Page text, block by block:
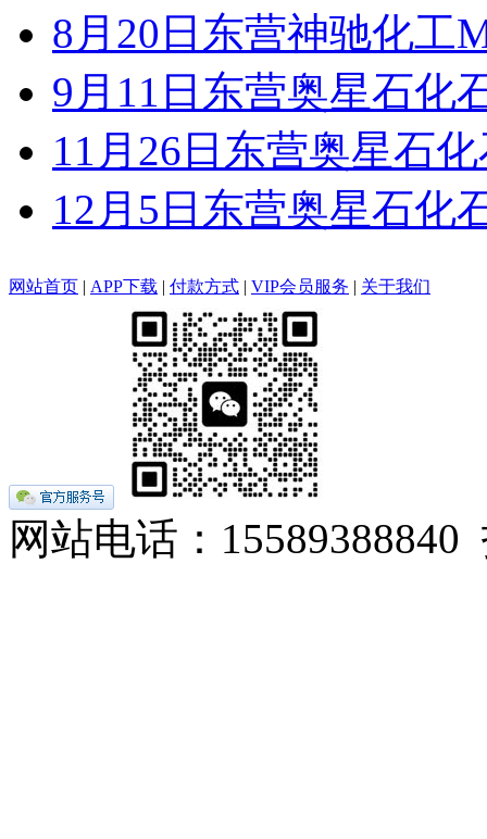
8月20日东营神驰化工
9月11日东营奥星石化
11月26日东营奥星石
12月5日东营奥星石化
网站首页 | APP下载 | 付款方式 | VIP会员服务 | 关于我们
网站电话：